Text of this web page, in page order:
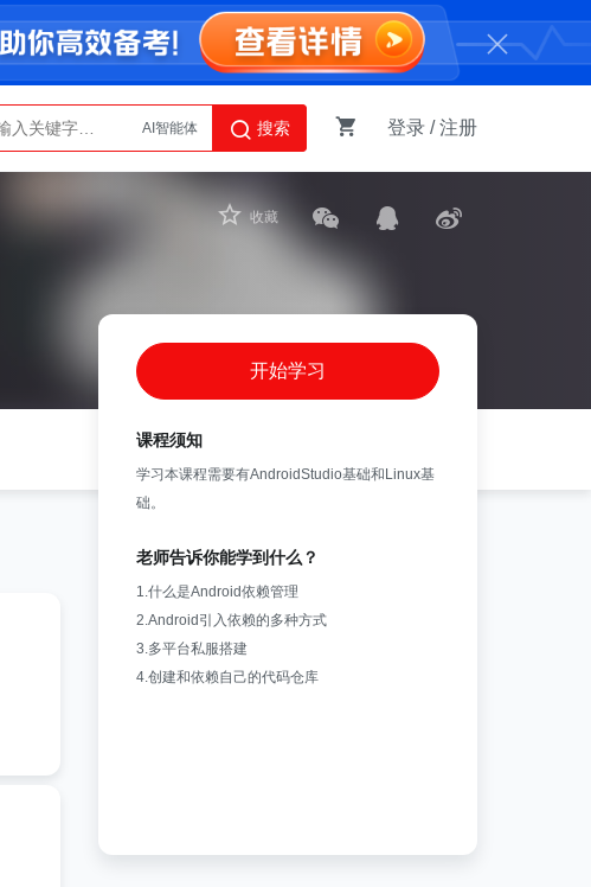
Python
AI智能体
搜索 登录 /注册
收藏
开始学习
课程须知
学习本课程需要有AndroidStudio基础和Linux基
础。
老师告诉你能学到什么？
1.什么是Android依赖管理
2.Android引入依赖的多种方式
3.多平台私服搭建
4.创建和依赖自己的代码仓库